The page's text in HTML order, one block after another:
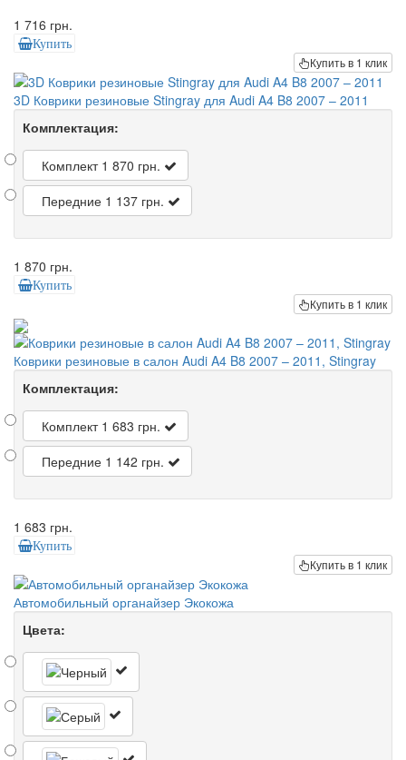
1 716 грн.
Купить
Купить в 1 клик
3D Коврики резиновые Stingray для Audi A4 B8 2007 – 2011
Комплектация:
Комплект 1 870 грн.
Передние 1 137 грн.
1 870 грн.
Купить
Купить в 1 клик
Коврики резиновые в салон Audi A4 B8 2007 – 2011, Stingray
Комплектация:
Комплект 1 683 грн.
Передние 1 142 грн.
1 683 грн.
Купить
Купить в 1 клик
Автомобильный органайзер Экокожа
Цвета: